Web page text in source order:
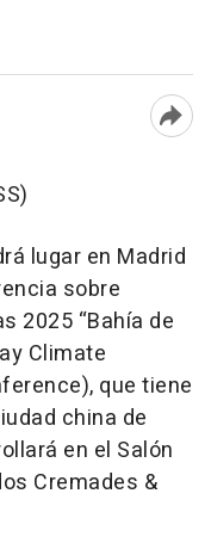
lugar en Madrid
sobre
2025 “Bahía de
Climate
que tiene
china de
en el Salón
Cremades &